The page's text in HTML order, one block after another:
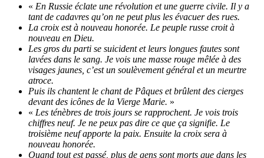
« En Russie éclate une révolution et une guerre civile. Il y a
tant de cadavres qu’on ne peut plus les évacuer des rues.
La croix est à nouveau honorée. Le peuple russe croit à
nouveau en Dieu.
Les gros du parti se suicident et leurs longues fautes sont
lavées dans le sang. Je vois une masse rouge mêlée à des
visages jaunes, c’est un soulèvement général et un meurtre
atroce.
Puis ils chantent le chant de Pâques et brûlent des cierges
devant des icônes de la Vierge Marie. »
« Les ténèbres de trois jours se rapprochent. Je vois trois
chiffres neuf. Je ne peux pas dire ce que ça signifie. Le
troisième neuf apporte la paix. Ensuite la croix sera à
nouveau honorée.
Quand tout est passé, plus de gens sont morts que dans les